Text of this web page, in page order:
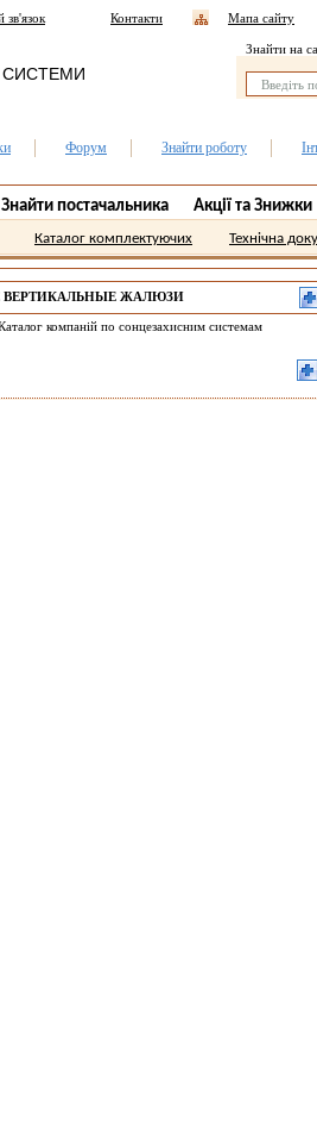
зв'язок Контакти Мапа сайту
Знайти на
СИСТЕМИ
Форум Знайти роботу
Знайти постачальника Акції та Знижки
Каталог комплектуючих Технічна
ЖАЛЮЗИ
компаній по сонцезахисним системам